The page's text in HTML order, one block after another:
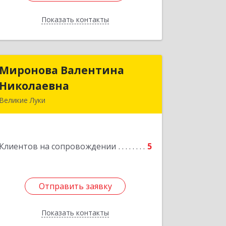
Показать контакты
Назад
Миронова Валентина
Николаевна
Великие Луки
Клиентов на сопровождении 5
Отправить заявку
Показать контакты
Миронова Валентина
Отправить заявку
Назад